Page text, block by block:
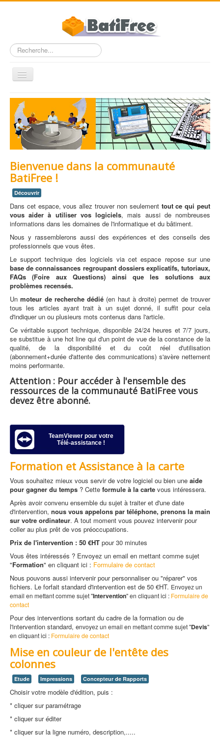
Rechercher
Basculer
la
Accueil
FAQ
Dossiers
Entre Pros
Nous contacter
BatiFree.com
Bienvenue dans la communauté
BatiFree !
Découvrir
Dans cet espace, vous allez trouver non seulement tout ce qui peut
vous aider à utiliser vos logiciels, mais aussi de nombreuses
informations dans les domaines de l'informatique et du bâtiment.
Nous y rassemblerons aussi des expériences et des conseils des
professionnels que vous êtes.
Le support technique des logiciels via cet espace repose sur une
base de connaissances regroupant dossiers explicatifs, tutoriaux,
FAQs (Foire aux Questions) ainsi que les solutions aux
problèmes recensés.
Un moteur de recherche dédié (en haut à droite) permet de trouver
tous les articles ayant trait à un sujet donné, il suffit pour cela
d'indiquer un ou plusieurs mots contenus dans l'article.
Ce véritable support technique, disponible 24/24 heures et 7/7 jours,
se substitue à une hot line qui d'un point de vue de la constance de la
qualité, de la disponibilité et du coût réel d'utilisation
(abonnement+durée d'attente des communications) s'avère nettement
moins performante.
Attention : Pour accéder à l'ensemble des
ressources de la communauté BatiFree vous
devez être abonné.
TeamViewer pour votre
Télé-assistance !
Formation et Assistance à la carte
Vous souhaitez mieux vous servir de votre logiciel ou bien une aide
pour gagner du temps ? Cette formule à la carte vous intéressera.
Après avoir convenu ensemble du sujet à traiter et d'une date
d'intervention, nous vous appelons par téléphone, prenons la main
sur votre ordinateur. A tout moment vous pouvez intervenir pour
coller au plus prêt de vos préoccupations.
Prix de l'intervention : 50 €HT pour 30 minutes
Vous êtes intéressés ? Envoyez un email en mettant comme sujet
"Formation" en cliquant ici : Formulaire de contact
Nous pouvons aussi intervenir pour personnaliser ou "réparer" vos
fichiers. Le forfait standard d'intervention est de 50 €HT. Envoyez un
email en mettant comme sujet "Intervention" en cliquant ici : Formulaire de
contact
Pour des interventions sortant du cadre de la formation ou de
l'intervention standard, envoyez un email en mettant comme sujet "Devis"
en cliquant ici : Formulaire de contact
Mise en couleur de l'entête des
colonnes
Etude Impressions Concepteur de Rapports
Choisir votre modèle d'édition, puis :
* cliquer sur paramétrage
* cliquer sur éditer
* cliquer sur la ligne numéro, description,.....